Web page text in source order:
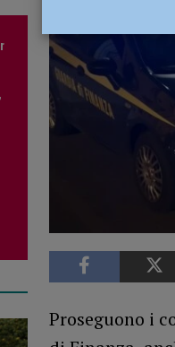
Proseguono i